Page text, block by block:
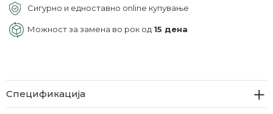
Сигурно и едноставно online купување
Можност за замена во рок од 15 дена
Спецификација